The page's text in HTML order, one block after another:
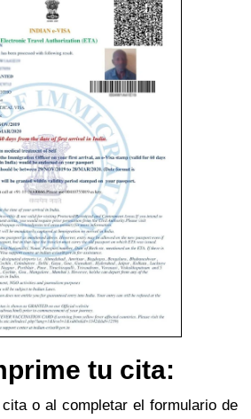
tu cita:
o al completar el formulario de